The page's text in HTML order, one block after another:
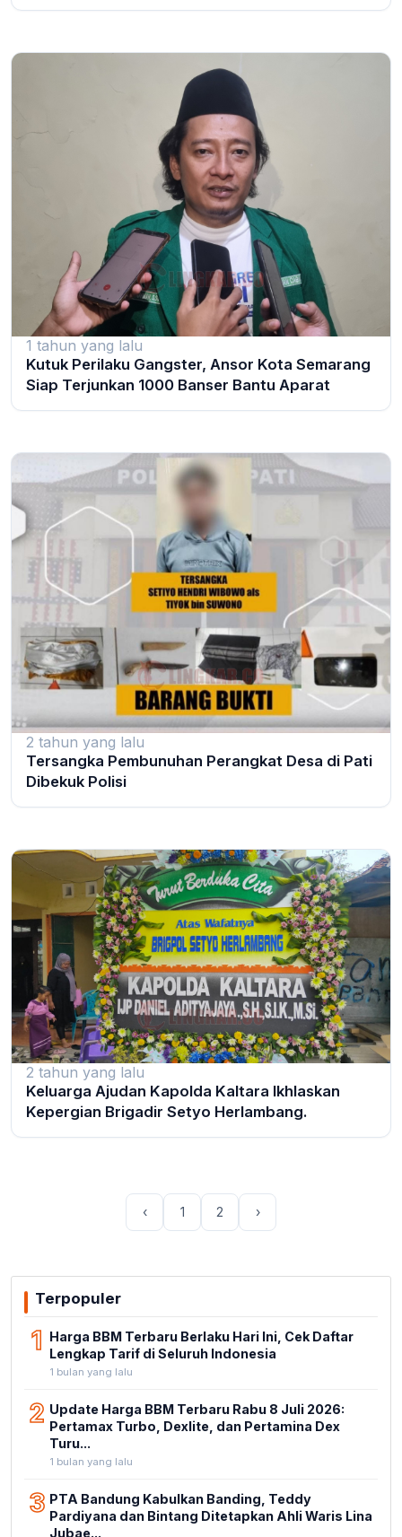
1 tahun yang lalu
Kutuk Perilaku Gangster, Ansor Kota Semarang
Siap Terjunkan 1000 Banser Bantu Aparat
2 tahun yang lalu
Tersangka Pembunuhan Perangkat Desa di Pati
Dibekuk Polisi
2 tahun yang lalu
Keluarga Ajudan Kapolda Kaltara Ikhlaskan
Kepergian Brigadir Setyo Herlambang.
‹ 1 2 ›
Terpopuler
1 Harga BBM Terbaru Berlaku Hari Ini, Cek Daftar
Lengkap Tarif di Seluruh Indonesia
1 bulan yang lalu
2 Update Harga BBM Terbaru Rabu 8 Juli 2026:
Pertamax Turbo, Dexlite, dan Pertamina Dex
Turu...
1 bulan yang lalu
3 PTA Bandung Kabulkan Banding, Teddy
Pardiyana dan Bintang Ditetapkan Ahli Waris Lina
Jubae...